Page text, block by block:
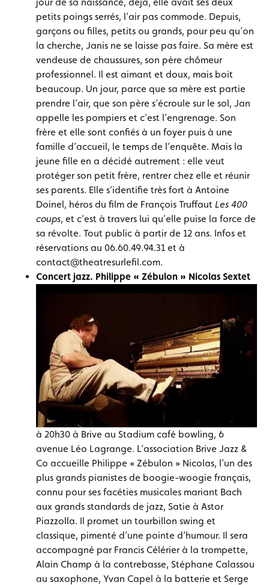
petits poings serrés, l’air pas commode. Depuis,
garçons ou filles, petits ou grands, pour peu qu’on
la cherche, Janis ne se laisse pas faire. Sa mère est
vendeuse de chaussures, son père chômeur
professionnel. Il est aimant et doux, mais boit
beaucoup. Un jour, parce que sa mère est partie
prendre l’air, que son père s’écroule sur le sol, Jan
appelle les pompiers et c’est l’engrenage. Son
frère et elle sont confiés à un foyer puis à une
famille d’accueil, le temps de l’enquête. Mais la
jeune fille en a décidé autrement : elle veut
protéger son petit frère, rentrer chez elle et réunir
ses parents. Elle s’identifie très fort à Antoine
Doinel, héros du film de François Truffaut Les 400
coups, et c’est à travers lui qu’elle puise la force de
sa révolte. Tout public à partir de 12 ans. Infos et
réservations au 06.60.49.94.31 et à
contact@theatresurlefil.com.
Concert jazz. Philippe « Zébulon » Nicolas Sextet
à 20h30 à Brive au Stadium café bowling, 6
avenue Léo Lagrange. L’association Brive Jazz &
Co accueille Philippe « Zébulon » Nicolas, l’un des
plus grands pianistes de boogie-woogie français,
connu pour ses facéties musicales mariant Bach
aux grands standards de jazz, Satie à Astor
Piazzolla. Il promet un tourbillon swing et
classique, pimenté d’une pointe d’humour. Il sera
accompagné par Francis Célérier à la trompette,
Alain Champ à la contrebasse, Stéphane Calassou
au saxophone, Yvan Capel à la batterie et Serge